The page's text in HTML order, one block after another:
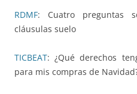
RDMF: Cuatro preguntas
cláusulas suelo
TICBEAT: ¿Qué derechos
para mis compras de